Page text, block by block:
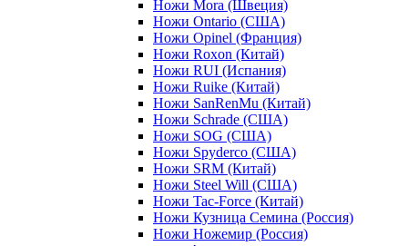
Ножи Mora (Швеция)
Ножи Ontario (США)
Ножи Opinel (Франция)
Ножи Roxon (Китай)
Ножи RUI (Испания)
Ножи Ruike (Китай)
Ножи SanRenMu (Китай)
Ножи Schrade (США)
Ножи SOG (США)
Ножи Spyderco (США)
Ножи SRM (Китай)
Ножи Steel Will (США)
Ножи Tac-Force (Китай)
Ножи Кузница Семина (Россия)
Ножи Ножемир (Россия)